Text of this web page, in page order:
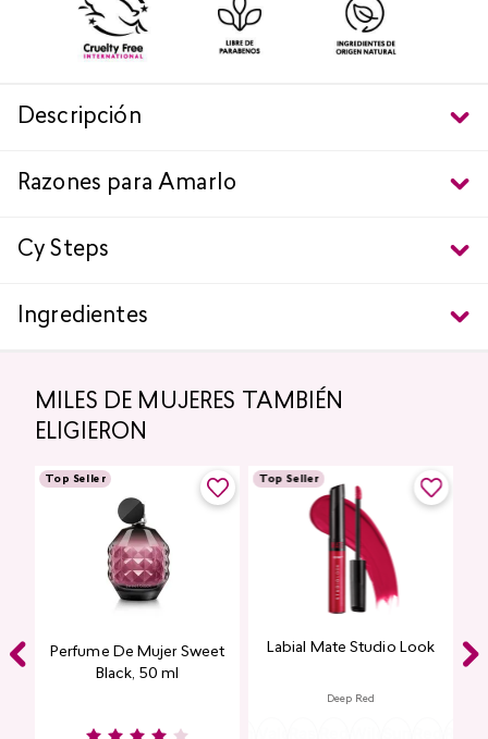
Descripción
Razones para Amarlo
Cy Steps
Ingredientes
MILES DE MUJERES TAMBIÉN
ELIGIERON
Top Seller
Perfume De Mujer Sweet
Black, 50 ml
Top Seller
Labial Mate Studio Look
Deep Red
Burgundy
RosePink